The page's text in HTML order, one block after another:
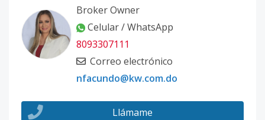
Broker Owner
Celular / WhatsApp
8093307111
Correo electrónico
nfacundo@kw.com.do
Llámame